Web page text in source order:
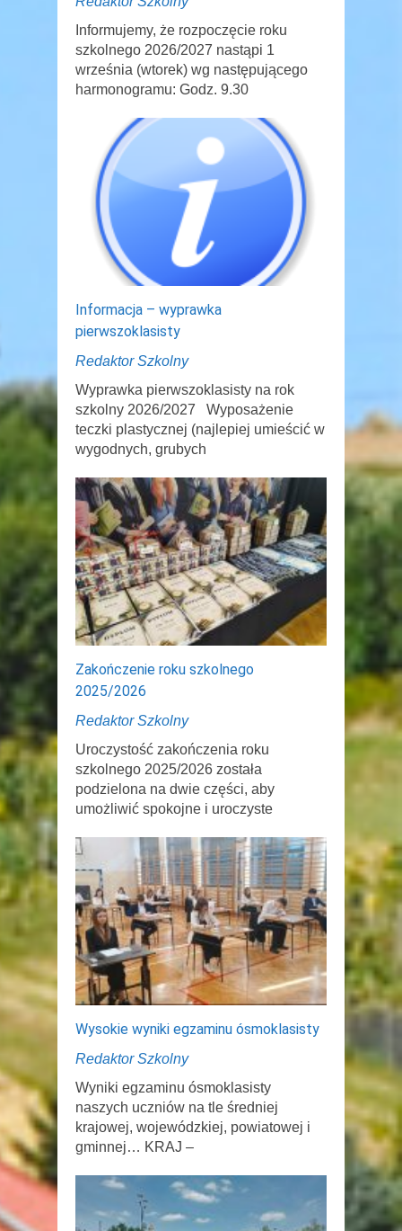
Informujemy, że rozpoczęcie roku
szkolnego 2026/2027 nastąpi 1
września (wtorek) wg następującego
harmonogramu: Godz. 9.30
Informacja – wyprawka
pierwszoklasisty
Redaktor Szkolny
Wyprawka pierwszoklasisty na rok
szkolny 2026/2027 Wyposażenie
teczki plastycznej (najlepiej umieścić w
wygodnych, grubych
Zakończenie roku szkolnego
2025/2026
Redaktor Szkolny
Uroczystość zakończenia roku
szkolnego 2025/2026 została
podzielona na dwie części, aby
umożliwić spokojne i uroczyste
Wysokie wyniki egzaminu ósmoklasisty
Redaktor Szkolny
Wyniki egzaminu ósmoklasisty
naszych uczniów na tle średniej
krajowej, wojewódzkiej, powiatowej i
gminnej… KRAJ –